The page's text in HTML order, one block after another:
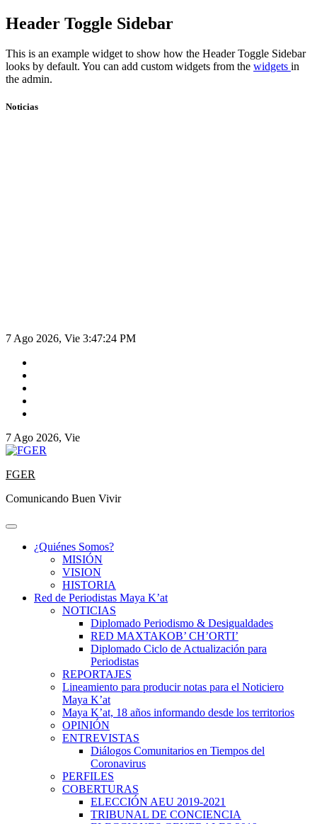
Skip
to
Header Toggle Sidebar
This is an example widget to show how the Header Toggle Sidebar
looks by default. You can add custom widgets from the widgets in
the admin.
Noticias
7 Ago 2026, Vie 3:47:25 PM
7 Ago 2026, Vie
FGER
Comunicando Buen Vivir
¿Quiénes Somos?
MISIÓN
VISION
HISTORIA
Red de Periodistas Maya K’at
NOTICIAS
Diplomado Periodismo & Desigualdades
RED MAXTAKOB’ CH’ORTI’
Diplomado Ciclo de Actualización para
Periodistas
REPORTAJES
Lineamiento para producir notas para el Noticiero
Maya K’at
Maya K’at, 18 años informando desde los territorios
OPINIÓN
ENTREVISTAS
Diálogos Comunitarios en Tiempos del
Coronavirus
PERFILES
COBERTURAS
ELECCIÓN AEU 2019-2021
TRIBUNAL DE CONCIENCIA